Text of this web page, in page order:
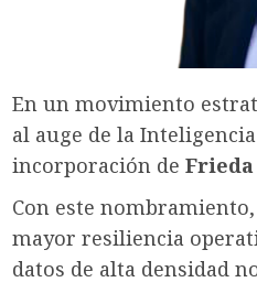
En un movimiento
al auge de la
incorporación de Frieda
Con este
mayor resiliencia
datos de alta densidad